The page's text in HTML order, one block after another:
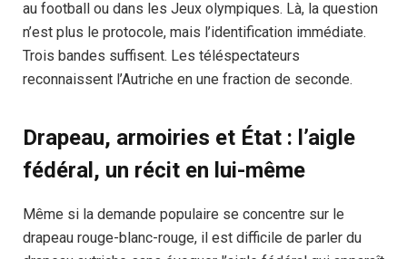
au football ou dans les Jeux olympiques. Là, la question
n’est plus le protocole, mais l’identification immédiate.
Trois bandes suffisent. Les téléspectateurs
reconnaissent l’Autriche en une fraction de seconde.
Drapeau, armoiries et État : l’aigle
fédéral, un récit en lui-même
Même si la demande populaire se concentre sur le
drapeau rouge-blanc-rouge, il est difficile de parler du